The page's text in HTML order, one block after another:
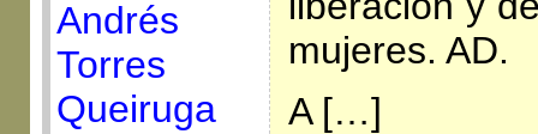
Andrés
Torres
Queiruga
mujeres. AD.
A […]